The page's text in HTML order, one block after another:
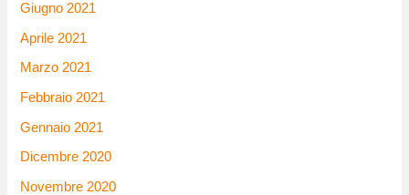
Giugno 2021
Aprile 2021
Marzo 2021
Febbraio 2021
Gennaio 2021
Dicembre 2020
Novembre 2020